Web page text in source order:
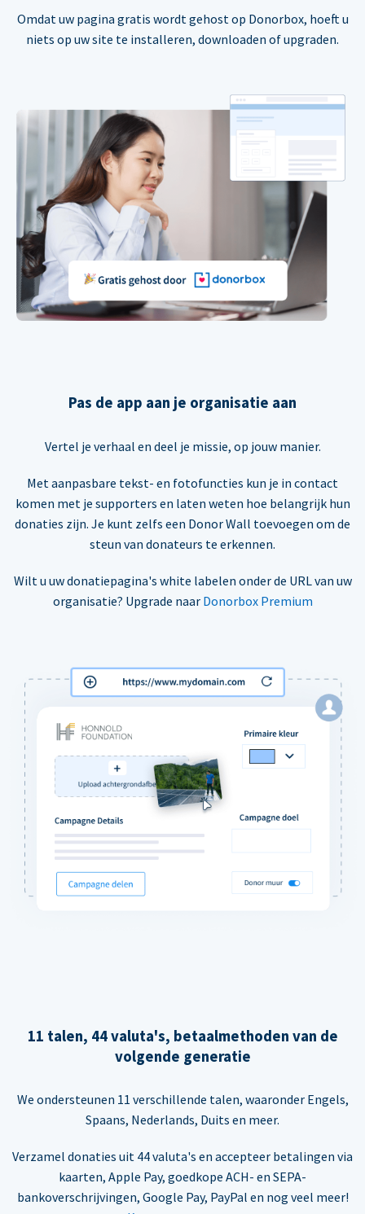
Omdat uw pagina gratis wordt gehost op Donorbox, hoeft u
niets op uw site te installeren, downloaden of upgraden.
Pas de app aan je organisatie aan
Vertel je verhaal en deel je missie, op jouw manier.
Met aanpasbare tekst- en fotofuncties kun je in contact
komen met je supporters en laten weten hoe belangrijk hun
donaties zijn. Je kunt zelfs een Donor Wall toevoegen om de
steun van donateurs te erkennen.
Wilt u uw donatiepagina's white labelen onder de URL van uw
organisatie? Upgrade naar Donorbox Premium
11 talen, 44 valuta's, betaalmethoden van de
volgende generatie
We ondersteunen 11 verschillende talen, waaronder Engels,
Spaans, Nederlands, Duits en meer.
Verzamel donaties uit 44 valuta's en accepteer betalingen via
kaarten, Apple Pay, goedkope ACH- en SEPA-
bankoverschrijvingen, Google Pay, PayPal en nog veel meer!